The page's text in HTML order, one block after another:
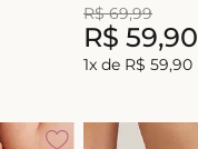
R$ 69,99
R$ 59,90
1x de R$ 59,90